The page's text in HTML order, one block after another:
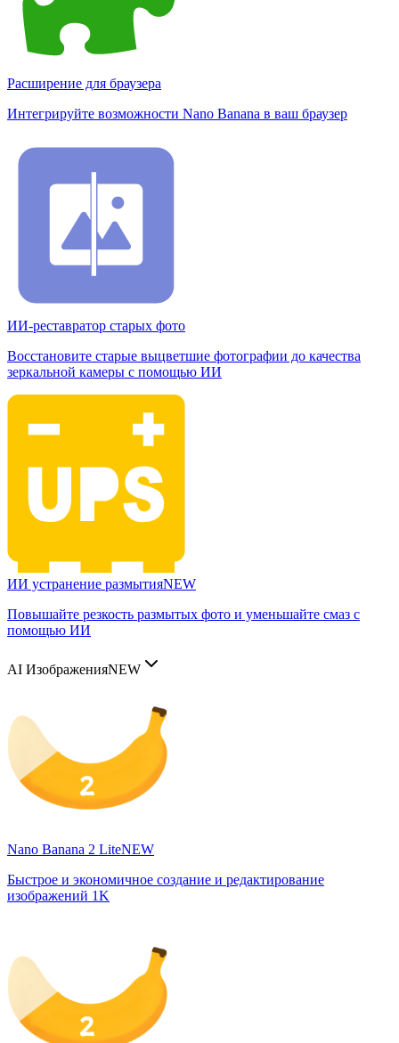
Расширение для браузера
Интегрируйте возможности Nano Banana в ваш браузер
ИИ-реставратор старых фото
Восстановите старые выцветшие фотографии до качества
зеркальной камеры с помощью ИИ
ИИ устранение размытияNEW
Повышайте резкость размытых фото и уменьшайте смаз с
помощью ИИ
AI ИзображенияNEW
Nano Banana 2 LiteNEW
Быстрое и экономичное создание и редактирование
изображений 1K